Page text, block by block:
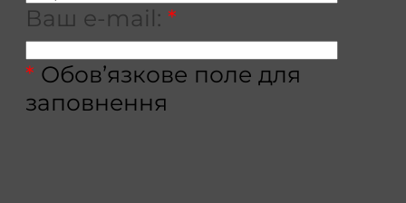
Ваш e-mail: *
* Обов’язкове поле для
заповнення